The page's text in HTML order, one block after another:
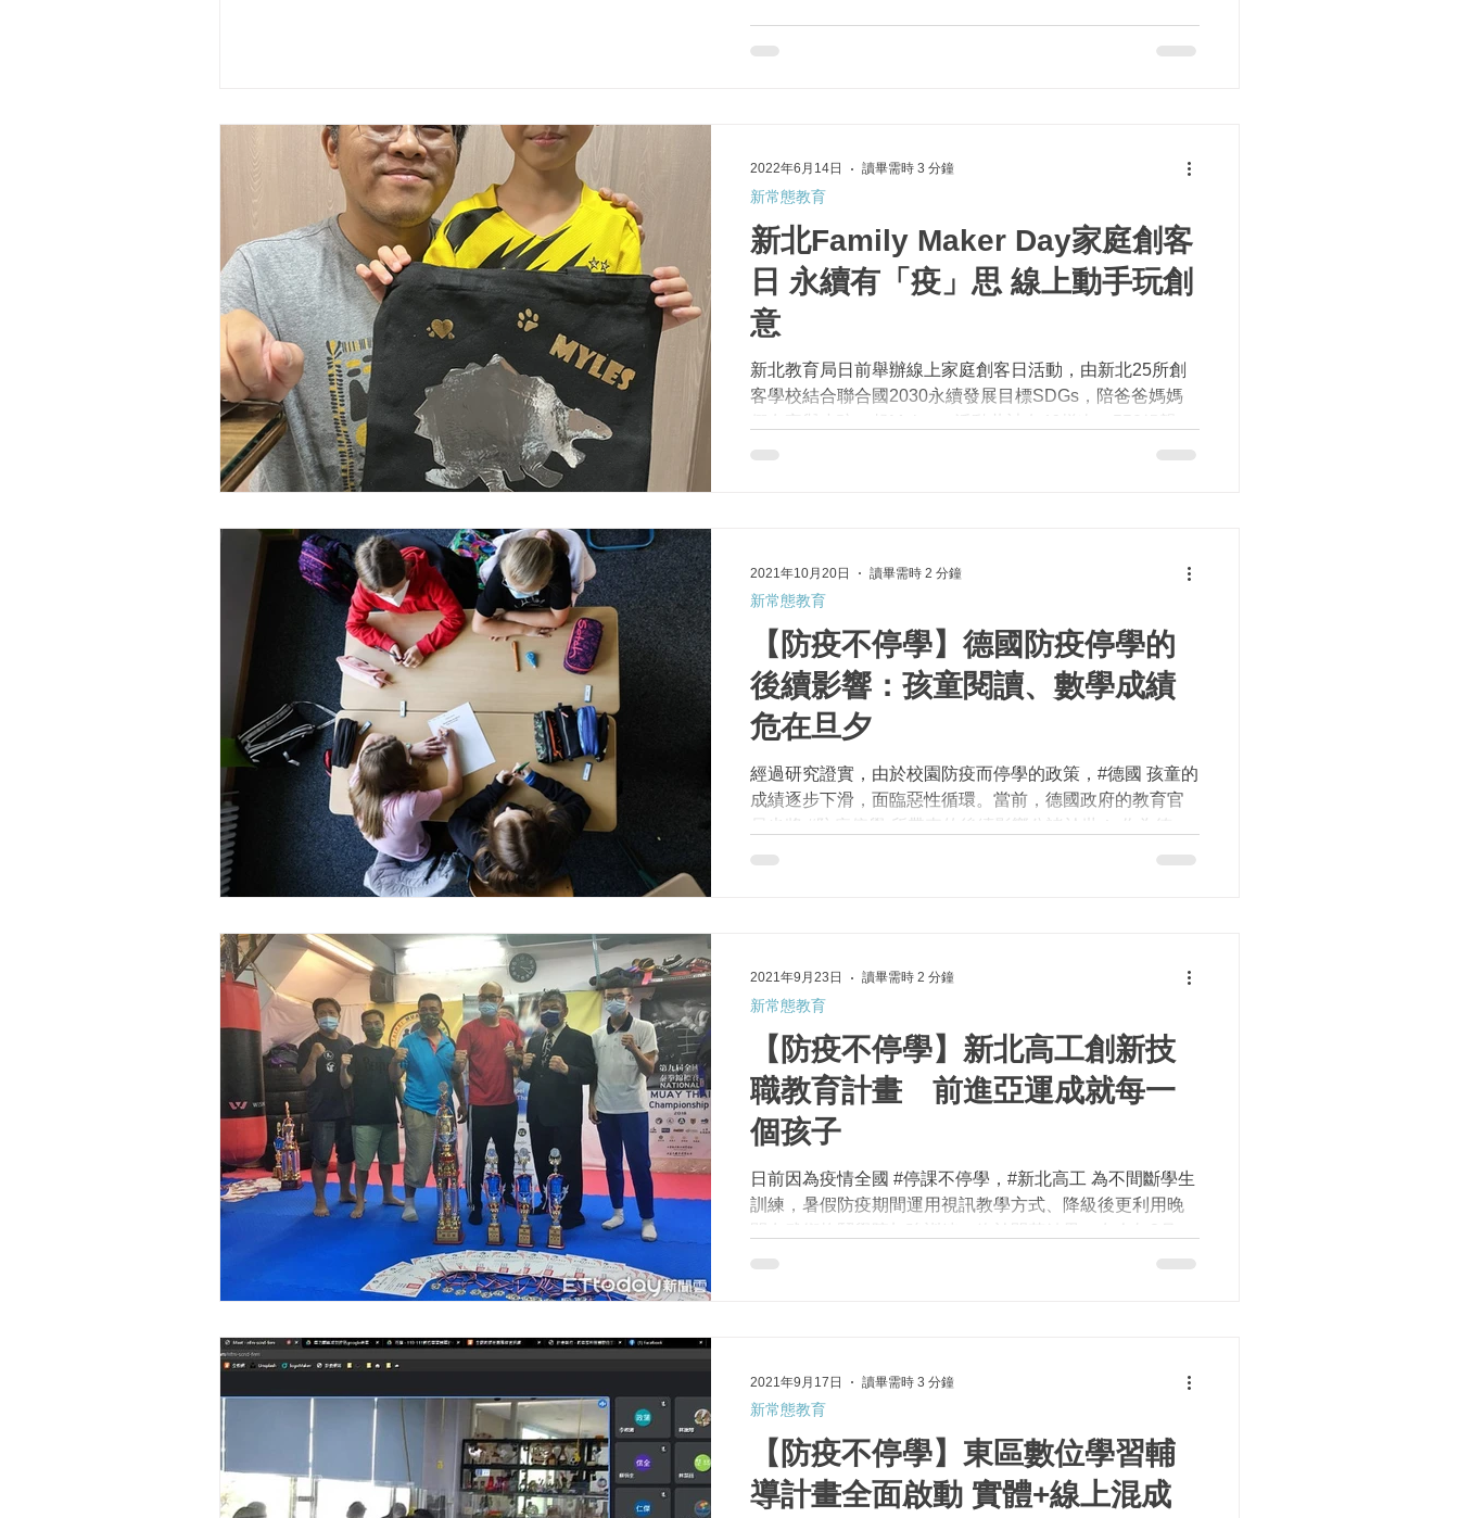
或工具、數位學習教學技巧及學校推動數位學習歷程，展
現學生學習高層次...
新北Family Maker Day家庭創客
日 永續有「疫」思 線上動手玩創
意
新北教育局日前舉辦線上家庭創客日活動，由新北25所創
客學校結合聯合國2030永續發展目標SDGs，陪爸爸媽媽
家庭參與。參加的家庭向承辦學校領取材料包，於當日透
新常態教育
2022年6月14日 讀畢需時 3 分鐘
【防疫不停學】德國防疫停學的
後續影響：孩童閱讀、數學成績
危在旦夕
經過研究證實，由於校園防疫而停學的政策，#德國 孩童的
成績逐步下滑，面臨惡性循環。當前，德國政府的教育官
員也將 #防疫停學 所帶來的後續影響公諸於世！ 作為德國
首個防疫警戒提升的城邦，#漢堡 公開表示，因應疫情而制
新常態教育
2021年10月20日 讀畢需時 2 分鐘
【防疫不停學】新北高工創新技
職教育計畫 前進亞運成就每一
個孩子
日前因為疫情全國 #停課不停學，#新北高工 為不間斷學生
訓練，暑假防疫期間運用視訊教學方式、降級後更利用晚
日全國泰拳運動錦標賽中，學生阿哲（化名）獲得金牌並
新常態教育
2021年9月23日 讀畢需時 2 分鐘
【防疫不停學】東區數位學習輔
導計畫全面啟動 實體+線上混成
新常態教育
2021年9月17日 讀畢需時 3 分鐘